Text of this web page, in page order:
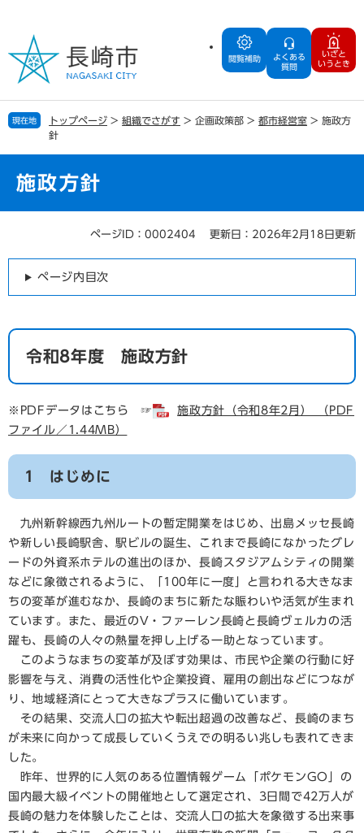
の
で
す
ー
ば
し
閲覧補助
よくある
質問
いざと
いうとき
現在地 トップページ > 組織でさがす > 企画政策部 > 都市経営室 > 施政方
針
施政方針
ページID：0002404 更新日：2026年2月18日更新
ページ内目次
令和8年度 施政方針
※PDFデータはこちら ☞
施政方針（令和8年2月） （PDF
ファイル／1.44MB）
1 はじめに
九州新幹線西九州ルートの暫定開業をはじめ、出島メッセ長崎
や新しい長崎駅舎、駅ビルの誕生、これまで長崎になかったグレ
ードの外資系ホテルの進出のほか、長崎スタジアムシティの開業
などに象徴されるように、「100年に一度」と言われる大きなま
ちの変革が進むなか、長崎のまちに新たな賑わいや活気が生まれ
ています。また、最近のV・ファーレン長崎と長崎ヴェルカの活
躍も、長崎の人々の熱量を押し上げる一助となっています。
このようなまちの変革が及ぼす効果は、市民や企業の行動に好
影響を与え、消費の活性化や企業投資、雇用の創出などにつなが
り、地域経済にとって大きなプラスに働いています。
その結果、交流人口の拡大や転出超過の改善など、長崎のまち
が未来に向かって成長していくうえでの明るい兆しも表れてきま
した。
昨年、世界的に人気のある位置情報ゲーム「ポケモンGO」の
国内最大級イベントの開催地として選定され、3日間で42万人が
長崎の魅力を体験したことは、交流人口の拡大を象徴する出来事